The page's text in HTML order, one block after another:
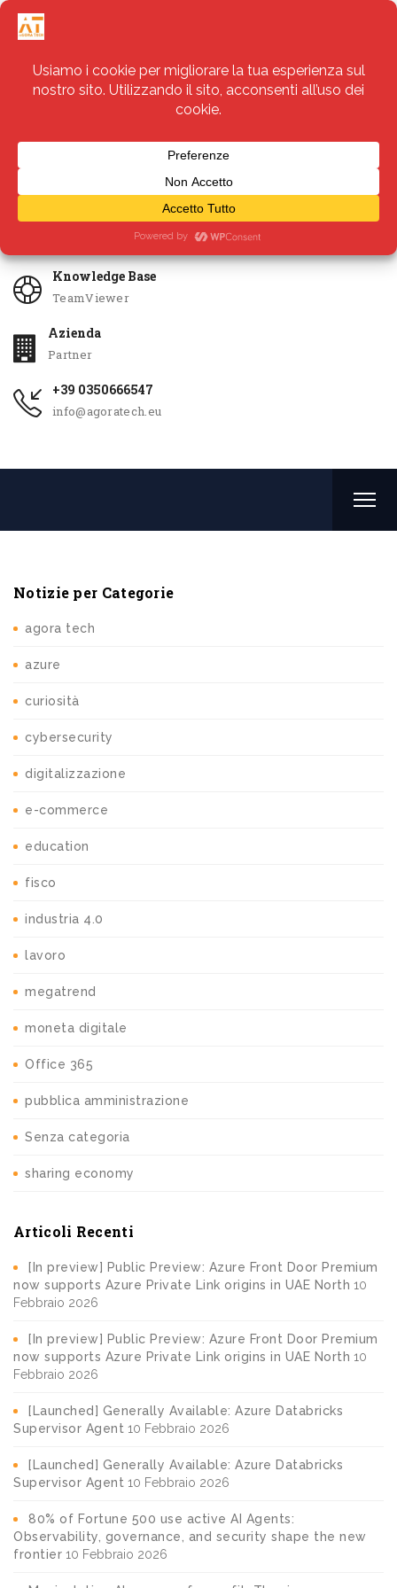
Servizi
Knowledge Base
TeamViewer
Azienda
Partner
+39 0350666547
info@agoratech.eu
Notizie per Categorie
agora tech
azure
curiosità
cybersecurity
digitalizzazione
e-commerce
education
fisco
industria 4.0
lavoro
megatrend
moneta digitale
Office 365
pubblica amministrazione
Senza categoria
sharing economy
Articoli Recenti
[In preview] Public Preview: Azure Front Door Premium
now supports Azure Private Link origins in UAE North 10
Febbraio 2026
[In preview] Public Preview: Azure Front Door Premium
now supports Azure Private Link origins in UAE North 10
Febbraio 2026
[Launched] Generally Available: Azure Databricks
Supervisor Agent 10 Febbraio 2026
[Launched] Generally Available: Azure Databricks
Supervisor Agent 10 Febbraio 2026
80% of Fortune 500 use active AI Agents:
Observability, governance, and security shape the new
frontier 10 Febbraio 2026